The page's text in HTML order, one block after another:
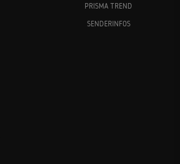
PRISMA TREND
SENDERINFOS